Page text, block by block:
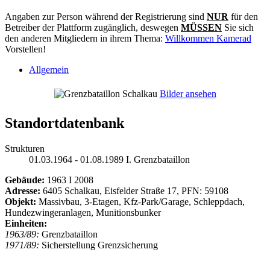
Angaben zur Person während der Registrierung sind NUR für den
Betreiber der Plattform zugänglich, deswegen MÜSSEN Sie sich
den anderen Mitgliedern in ihrem Thema: Willkommen Kamerad
Vorstellen!
Allgemein
Bilder ansehen
Standortdatenbank
Strukturen
01.03.1964 - 01.08.1989 I. Grenzbataillon
Gebäude: 1963 I 2008
Adresse: 6405 Schalkau, Eisfelder Straße 17, PFN: 59108
Objekt: Massivbau, 3-Etagen, Kfz-Park/Garage, Schleppdach,
Hundezwingeranlagen, Munitionsbunker
Einheiten:
1963/89: Grenzbataillon
1971/89: Sicherstellung Grenzsicherung